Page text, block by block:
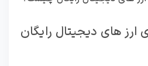
ارز های دیجیتال رایگان